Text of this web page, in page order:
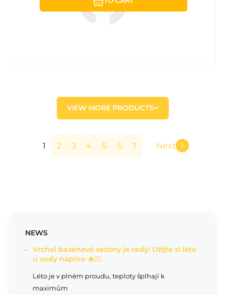
VIEW MORE PRODUCTS
1 2 3 4 5 6 7 Next
NEWS
Vrchol bazénové sezóny je tady! Užijte si léto
u vody naplno ☀️🏊‍♂️
Léto je v plném proudu, teploty šplhají k
maximům